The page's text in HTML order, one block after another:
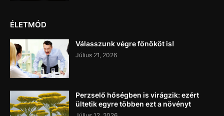
ÉLETMÓD
Válasszunk végre főnököt is!
Július 21, 2026
Perzselő hőségben is virágzik: ezért
ültetik egyre többen ezt a növényt